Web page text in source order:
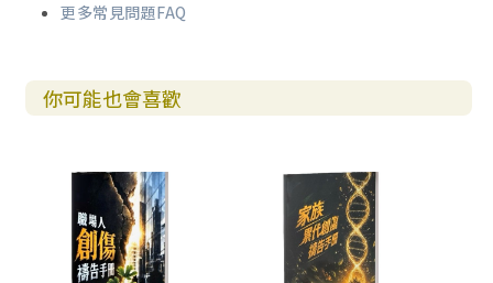
更多常見問題FAQ
你可能也會喜歡